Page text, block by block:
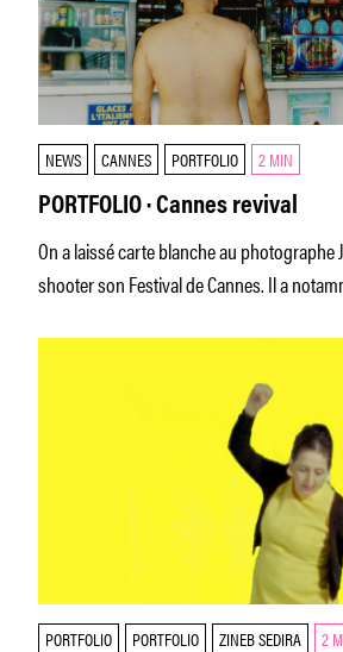
NEWS CANNES PORTFOLIO 2 MIN
PORTFOLIO · Cannes revival
On a laissé carte blanche au photographe
shooter son Festival de Cannes. Il a
PORTFOLIO PORTFOLIO ZINEB SEDIRA 2